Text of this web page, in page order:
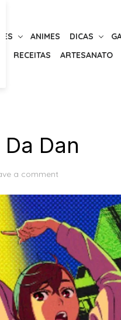
ANIMES DICAS
RECEITAS ARTESANATO
Dan
a comment